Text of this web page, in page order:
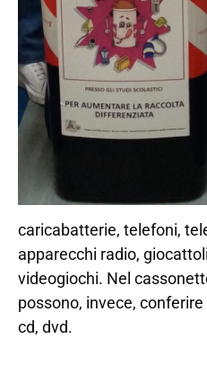
caricabatterie, telefoni,
apparecchi radio,
videogiochi. Nel
possono, invece,
cd, dvd.